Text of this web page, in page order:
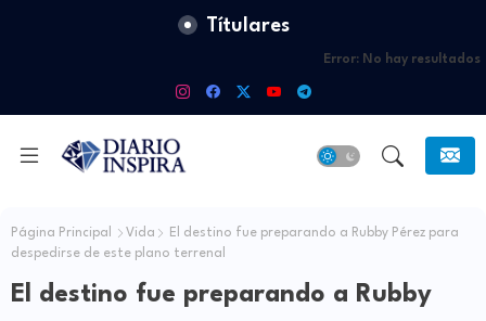
Títulares
Error: No hay resultados
Página Principal Vida
El destino fue preparando a Rubby Pérez para
despedirse de este plano terrenal
El destino fue preparando a Rubby